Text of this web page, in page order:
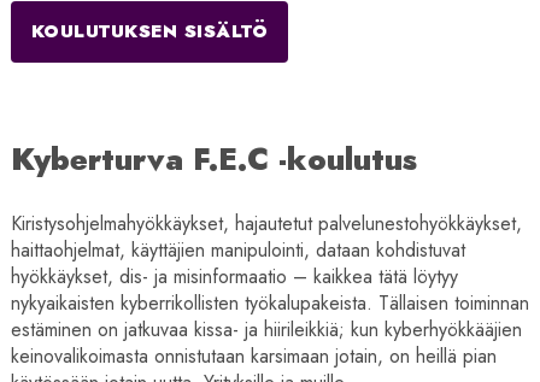
KOULUTUKSEN SISÄLTÖ
Kyberturva F.E.C -koulutus
Kiristysohjelmahyökkäykset, hajautetut palvelunestohyökkäykset,
haittaohjelmat, käyttäjien manipulointi, dataan kohdistuvat
hyökkäykset, dis- ja misinformaatio – kaikkea tätä löytyy
nykyaikaisten kyberrikollisten työkalupakeista. Tällaisen toiminnan
estäminen on jatkuvaa kissa- ja hiirileikkiä; kun kyberhyökkääjien
keinovalikoimasta onnistutaan karsimaan jotain, on heillä pian